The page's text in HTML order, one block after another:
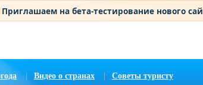
Приглашаем на бета-тестирование нового
| Видео о странах
Советы туристу